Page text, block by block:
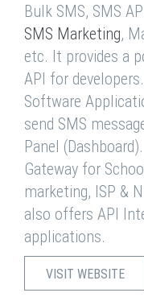
Bulk SMS, SMS
SMS Marketing,
etc. It provides a
API for
Software
send SMS
Panel
Gateway for
marketing, ISP &
also offers API
applications.
VISIT WEBSITE